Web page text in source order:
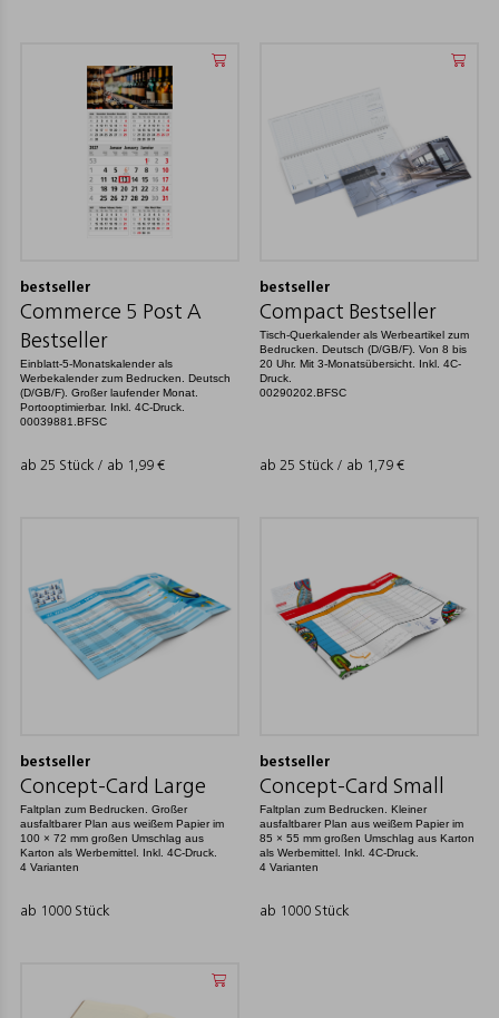
bestseller
Commerce 5 Post A
Bestseller
Einblatt-5-Monatskalender als
Werbekalender zum Bedrucken. Deutsch
(D/GB/F). Großer laufender Monat.
Portooptimierbar. Inkl. 4C-Druck.
00039881.BFSC
ab 25 Stück / ab 1,99 €
bestseller
Compact Bestseller
Tisch-Querkalender als Werbeartikel zum
Bedrucken. Deutsch (D/GB/F). Von 8 bis
20 Uhr. Mit 3-Monatsübersicht. Inkl. 4C-
Druck.
00290202.BFSC
ab 25 Stück / ab 1,79 €
bestseller
Concept-Card Large
Faltplan zum Bedrucken. Großer
ausfaltbarer Plan aus weißem Papier im
100 × 72 mm großen Umschlag aus
Karton als Werbemittel. Inkl. 4C-Druck.
4 Varianten
ab 1000 Stück
bestseller
Concept-Card Small
Faltplan zum Bedrucken. Kleiner
ausfaltbarer Plan aus weißem Papier im
85 × 55 mm großen Umschlag aus Karton
als Werbemittel. Inkl. 4C-Druck.
4 Varianten
ab 1000 Stück